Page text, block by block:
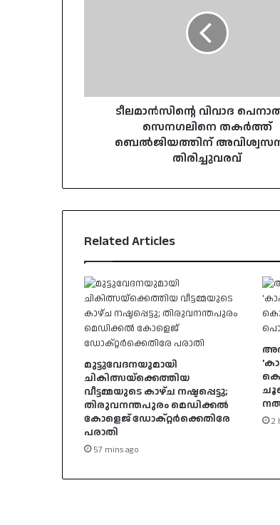
ടീലമാൻസിന്റെ വിവാദ
സെനഗലിനെ തകർത്ത്
ബെൽജിയത്തിന്
തിരിച്ചുവരവ്
Related Articles
മുട്ടുവേദനയുമായി
ചികിത്സയ്ക്കെത്തിയ
വീട്ടമ്മയുടെ കാഴ്ച നഷ്ടപ്പെട്ടു;
തിരുവനന്തപുരം മെഡിക്കൽ
കോളെജ് ഡോക്റ്റർക്കെതിരേ
പരാതി
57 mins ago
2